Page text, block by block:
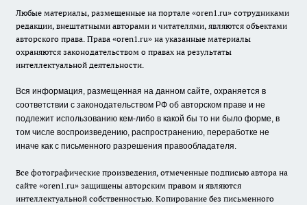
Любые материалы, размещенные на портале «oren1.ru» сотрудниками
редакции, внештатными авторами и читателями, являются объектами
авторского права. Права «oren1.ru» на указанные материалы
охраняются законодательством о правах на результаты
интеллектуальной деятельности.
Вся информация, размещенная на данном сайте, охраняется в
соответствии с законодательством РФ об авторском праве и не
подлежит использованию кем-либо в какой бы то ни было форме, в
том числе воспроизведению, распространению, переработке не
иначе как с письменного разрешения правообладателя.
Все фотографические произведения, отмеченные подписью автора на
сайте «oren1.ru» защищены авторским правом и являются
интеллектуальной собственностью. Копирование без письменного